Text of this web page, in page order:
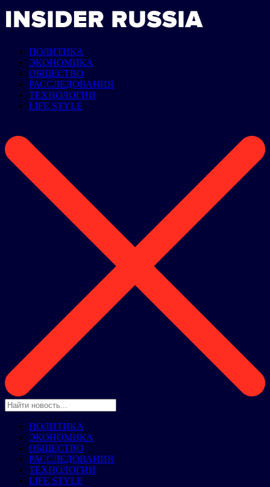
ПОЛИТИКА
ЭКОНОМИКА
ОБЩЕСТВО
РАССЛЕДОВАНИЯ
ТЕХНОЛОГИИ
LIFE STYLE
ПОЛИТИКА
ЭКОНОМИКА
ОБЩЕСТВО
РАССЛЕДОВАНИЯ
ТЕХНОЛОГИИ
LIFE STYLE